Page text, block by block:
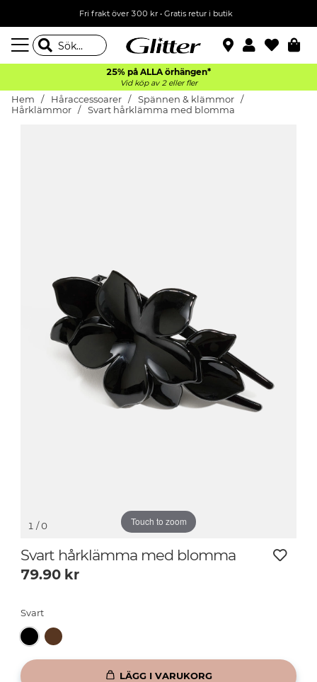
Fri frakt över 300 kr• Gratis retur i butik
25% på ALLA örhängen*
Vid köp av 2 eller fler
Hem Håraccessoarer
Spännen & klämmor
Hårklämmor
Svart hårklämma med blomma
Touch to zoom
1 / 0
Svart hårklämma med blomma
79.90 kr
Svart
LÄGG I VARUKORG